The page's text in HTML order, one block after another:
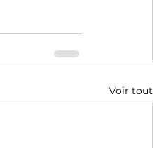
Voir tout